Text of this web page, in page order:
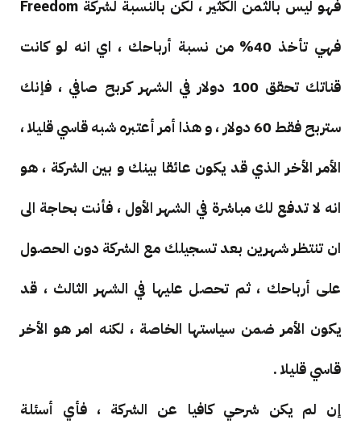
فهو ليس بالثمن الكثير ، لكن بالنسبة لشركة Freedom
فهي تأخذ 40% من نسبة أرباحك ، اي انه لو كانت
قناتك تحقق 100 دولار في الشهر كربح صافي ، فإنك
ستربح فقط 60 دولار ، و هذا أمر أعتبره شبه قاسي قليلا ،
الأمر الأخر الذي قد يكون عائقا بينك و بين الشركة ، هو
انه لا تدفع لك مباشرة في الشهر الأول ، فأنت بحاجة الى
ان تنتظر شهرين بعد تسجيلك مع الشركة دون الحصول
على أرباحك ، ثم تحصل عليها في الشهر الثالث ، قد
يكون الأمر ضمن سياستها الخاصة ، لكنه امر هو الأخر
قاسي قليلا .
إن لم يكن شرحي كافيا عن الشركة ، فأي أسئلة